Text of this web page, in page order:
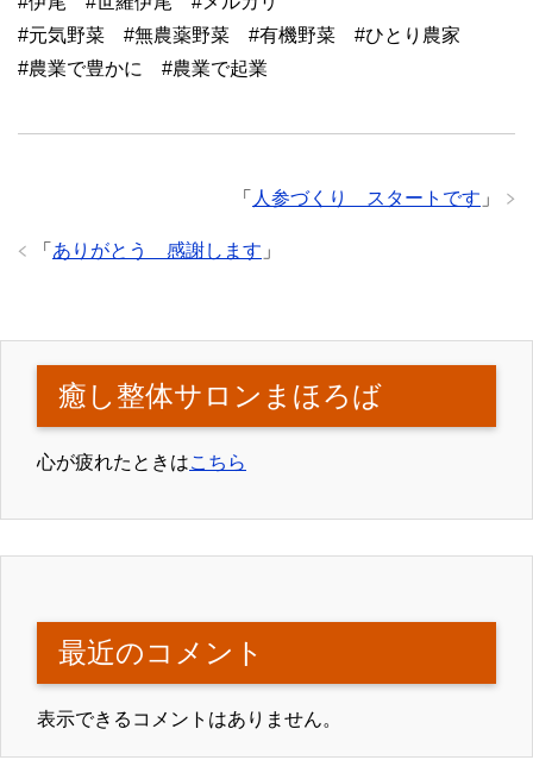
#元気野菜 #無農薬野菜 #有機野菜 #ひとり農家
#農業で豊かに #農業で起業
「 人参づくり スタートです 」
「 ありがとう 感謝します 」
癒し整体サロンまほろば
心が疲れたときはこちら
最近のコメント
表示できるコメントはありません。